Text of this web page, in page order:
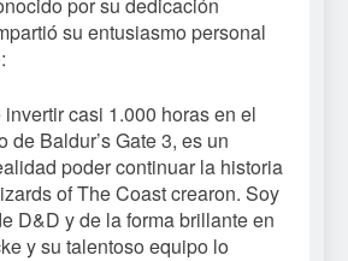
su entusiasmo personal
casi 1.000 horas en el
de Baldur’s Gate 3, es un
poder continuar la historia
of The Coast crearon. Soy
D&D y de la forma brillante en
y su talentoso equipo lo